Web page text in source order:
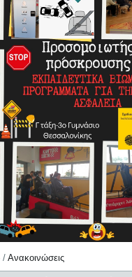
/Ανακοινώσεις